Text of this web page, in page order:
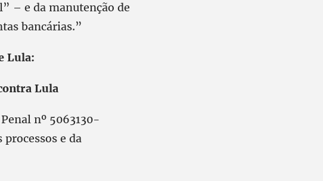
– e da manutenção de
bancárias.”
Lula:
Lula
nº 5063130-
e da